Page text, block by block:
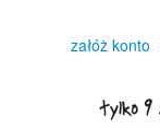
załóż konto